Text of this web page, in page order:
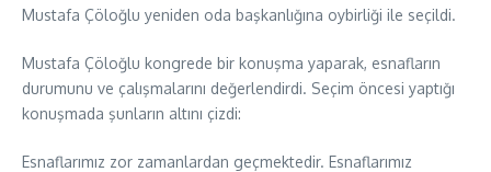
Mustafa Çöloğlu yeniden oda başkanlığına oybirliği ile seçildi.
Mustafa Çöloğlu kongrede bir konuşma yaparak, esnafların
durumunu ve çalışmalarını değerlendirdi. Seçim öncesi yaptığı
konuşmada şunların altını çizdi:
Esnaflarımız zor zamanlardan geçmektedir. Esnaflarımız